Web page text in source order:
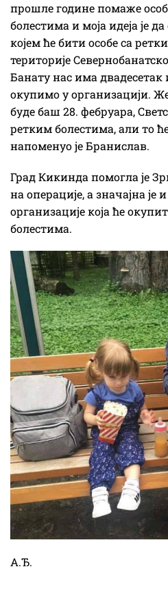
прошле године помаже
болестима и моја идеја је
којем ће бити особе са
територије
Банату нас има двадесетак
окупимо у организацији.
буде баш 28. фебруара,
ретким болестима, али то
напоменуо је Бранислав.
Град Кикинда помогла је
на операције, а значајна
организације која ће
болестима.
А.Ђ.